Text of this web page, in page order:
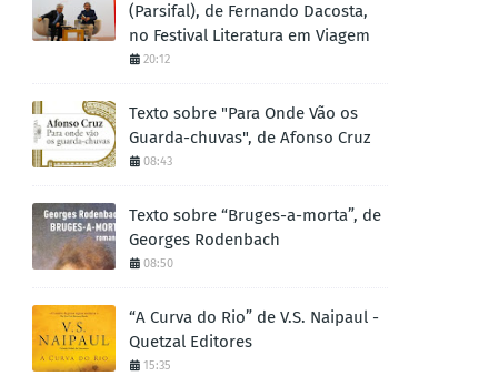
(Parsifal), de Fernando Dacosta,
no Festival Literatura em Viagem
20:12
Texto sobre "Para Onde Vão os
Guarda-chuvas", de Afonso Cruz
08:43
Texto sobre “Bruges-a-morta”, de
Georges Rodenbach
08:50
“A Curva do Rio” de V.S. Naipaul -
Quetzal Editores
15:35